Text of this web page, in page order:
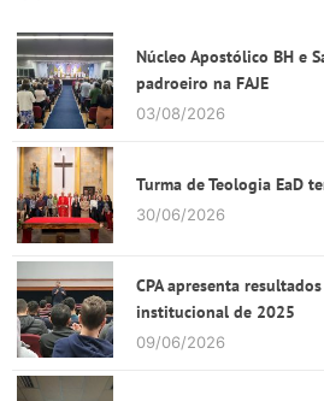
Núcleo Apostólico BH e
padroeiro na FAJE
03/08/2026
Turma de Teologia EaD
30/06/2026
CPA apresenta
institucional de 2025
09/06/2026